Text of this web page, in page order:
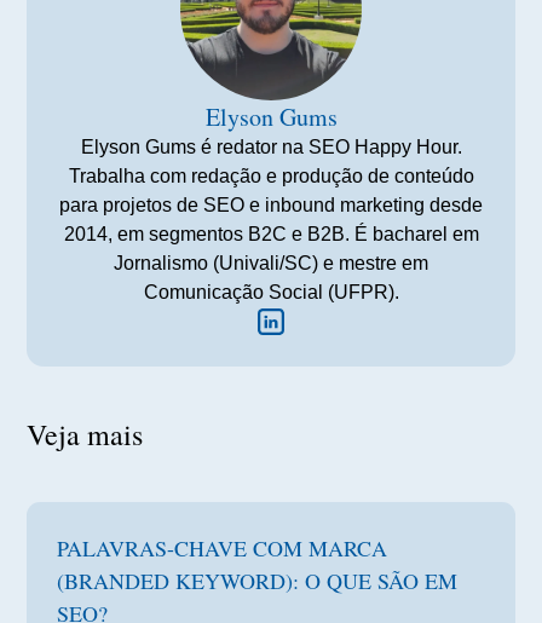
Elyson Gums
Elyson Gums é redator na SEO Happy Hour.
Trabalha com redação e produção de conteúdo
para projetos de SEO e inbound marketing desde
2014, em segmentos B2C e B2B. É bacharel em
Jornalismo (Univali/SC) e mestre em
Comunicação Social (UFPR).
Veja mais
PALAVRAS-CHAVE COM MARCA
(BRANDED KEYWORD): O QUE SÃO EM
SEO?